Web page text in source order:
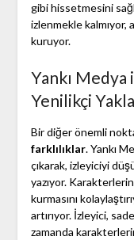
gibi hissetmesini
izlenmekle kalmıyor,
kuruyor.
Yankı Medya
Yenilikçi
Bir diğer önemli
farklılıklar. Yankı
çıkarak, izleyiciyi
yazıyor.
kurmasını
artırıyor. İzleyici,
zamanda